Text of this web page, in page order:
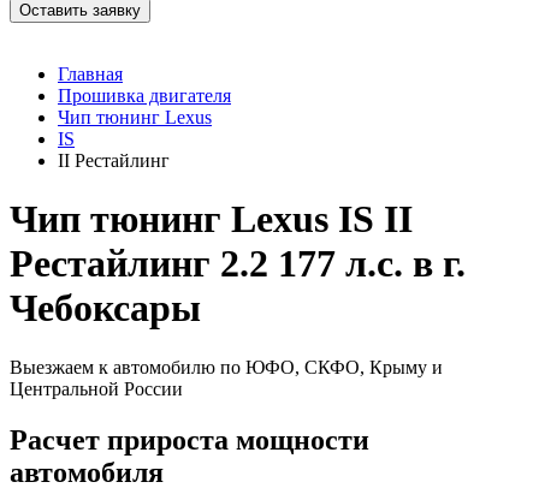
Оставить заявку
Главная
Прошивка двигателя
Чип тюнинг Lexus
IS
II Рестайлинг
Чип тюнинг Lexus IS II
Рестайлинг 2.2 177 л.с. в г.
Чебоксары
Выезжаем к автомобилю по ЮФО, СКФО, Крыму и
Центральной России
Расчет прироста мощности
автомобиля